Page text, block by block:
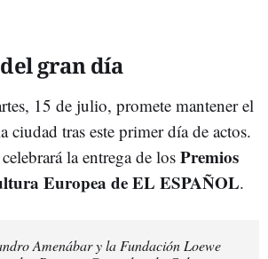
gran día
15 de julio, promete mantener el
ciudad tras este primer día de actos.
la entrega de los Premios
Europea de EL ESPAÑOL.
Amenábar y la Fundación Loewe